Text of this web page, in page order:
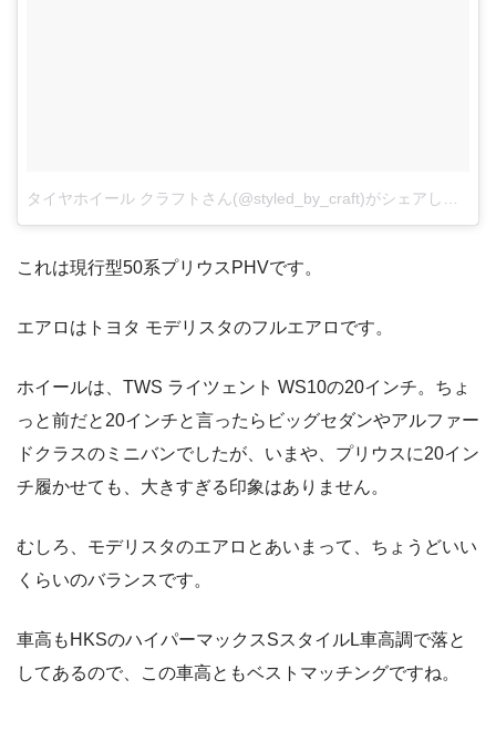
これは現行型50系プリウスPHVです。
エアロはトヨタ モデリスタのフルエアロです。
ホイールは、TWS ライツェント WS10の20インチ。ちょ
っと前だと20インチと言ったらビッグセダンやアルファー
ドクラスのミニバンでしたが、いまや、プリウスに20イン
チ履かせても、大きすぎる印象はありません。
むしろ、モデリスタのエアロとあいまって、ちょうどいい
くらいのバランスです。
車高もHKSのハイパーマックスSスタイルL車高調で落と
してあるので、この車高ともベストマッチングですね。